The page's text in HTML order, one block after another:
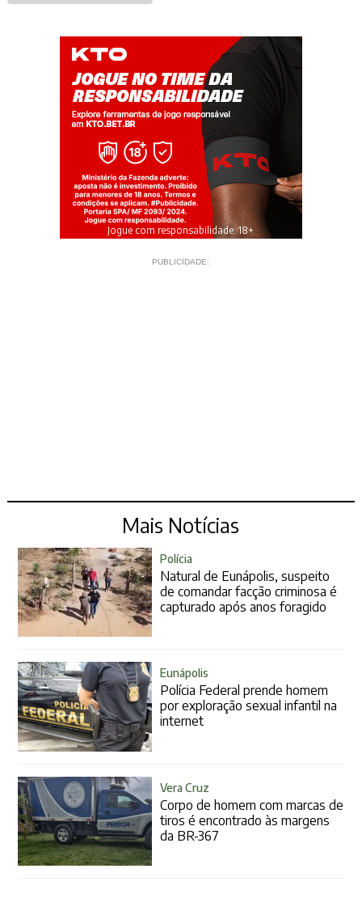
Jogue com responsabilidade. 18+
PUBLICIDADE:
Mais Notícias
Polícia
Natural de Eunápolis, suspeito
de comandar facção criminosa é
capturado após anos foragido
Eunápolis
Polícia Federal prende homem
por exploração sexual infantil na
internet
Vera Cruz
Corpo de homem com marcas de
tiros é encontrado às margens
da BR-367